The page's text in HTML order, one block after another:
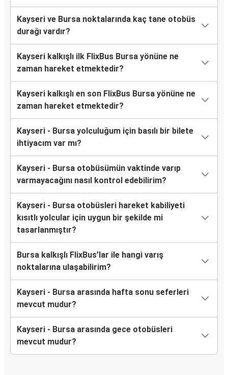
Kayseri ve Bursa noktalarında kaç tane otobüs
durağı vardır?
Kayseri kalkışlı ilk FlixBus Bursa yönüne ne
zaman hareket etmektedir?
Kayseri kalkışlı en son FlixBus Bursa yönüne ne
zaman hareket etmektedir?
Kayseri - Bursa yolculuğum için basılı bir bilete
ihtiyacım var mı?
Kayseri - Bursa otobüsümün vaktinde varıp
varmayacağını nasıl kontrol edebilirim?
Kayseri - Bursa otobüsleri hareket kabiliyeti
kısıtlı yolcular için uygun bir şekilde mi
tasarlanmıştır?
Bursa kalkışlı FlixBus’lar ile hangi varış
noktalarına ulaşabilirim?
Kayseri - Bursa arasında hafta sonu seferleri
mevcut mudur?
Kayseri - Bursa arasında gece otobüsleri
mevcut mudur?